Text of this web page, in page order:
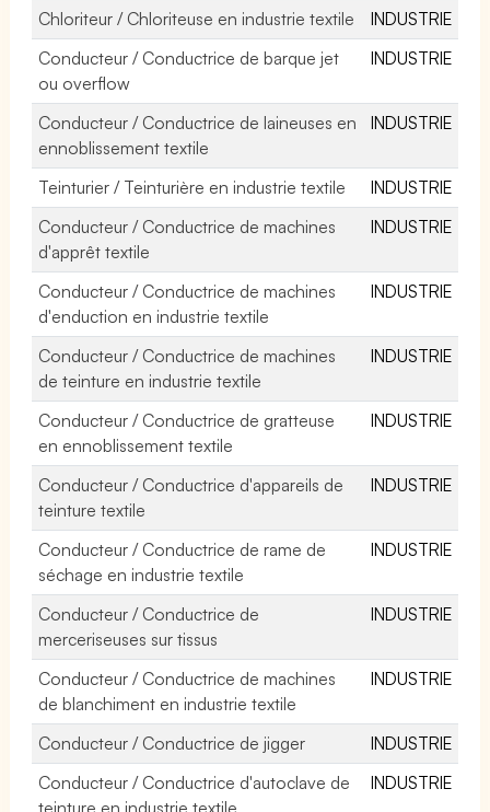
Chloriteur / Chloriteuse en industrie textile
INDUSTRIE
Conducteur / Conductrice de barque jet
ou overflow
INDUSTRIE
Conducteur / Conductrice de laineuses en
ennoblissement textile
INDUSTRIE
Teinturier / Teinturière en industrie textile
INDUSTRIE
Conducteur / Conductrice de machines
d'apprêt textile
INDUSTRIE
Conducteur / Conductrice de machines
d'enduction en industrie textile
INDUSTRIE
Conducteur / Conductrice de machines
de teinture en industrie textile
INDUSTRIE
Conducteur / Conductrice de gratteuse
en ennoblissement textile
INDUSTRIE
Conducteur / Conductrice d'appareils de
teinture textile
INDUSTRIE
Conducteur / Conductrice de rame de
séchage en industrie textile
INDUSTRIE
Conducteur / Conductrice de
merceriseuses sur tissus
INDUSTRIE
Conducteur / Conductrice de machines
de blanchiment en industrie textile
INDUSTRIE
Conducteur / Conductrice de jigger
INDUSTRIE
Conducteur / Conductrice d'autoclave de
teinture en industrie textile
INDUSTRIE